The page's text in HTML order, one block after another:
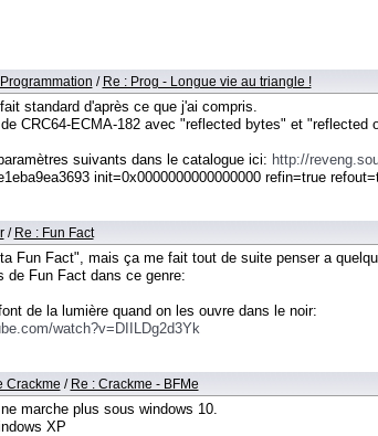
/ Re : Prog - Longue vie au triangle !
standard d'après ce que j'ai compris.
de CRC64-ECMA-182 avec "reflected bytes" et
suivants dans le catalogue ici: http://
init=0x0000000000000000 refin=true
/ Re : Fun Fact
Fun Fact", mais ça me fait tout de suite penser a
de Fun Fact dans ce genre:
de la lumière quand on les ouvre dans le noir:
watch?v=DIILDg2d3Yk
Crackme/ Re : Crackme - BFMe
marche plus sous windows 10.
XP